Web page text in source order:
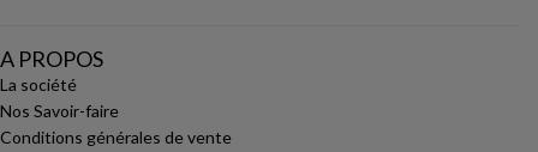
A PROPOS
La société
Nos Savoir-faire
Conditions générales de vente